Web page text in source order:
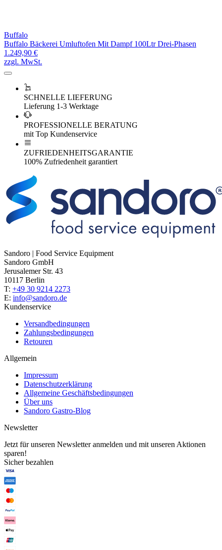
Buffalo
Buffalo Bäckerei Umluftofen Mit Dampf 100Ltr Drei-Phasen
1.249,90 €
zzgl. MwSt.
SCHNELLE LIEFERUNG
Lieferung 1-3 Werktage
PROFESSIONELLE BERATUNG
mit Top Kundenservice
ZUFRIEDENHEITSGARANTIE
100% Zufriedenheit garantiert
Sandoro | Food Service Equipment
Sandoro GmbH
Jerusalemer Str. 43
10117 Berlin
T: +49 30 9214 2273
E: info@sandoro.de
Kundenservice
Versandbedingungen
Zahlungsbedingungen
Retouren
Allgemein
Impressum
Datenschutzerklärung
Allgemeine Geschäftsbedingungen
Über uns
Sandoro Gastro-Blog
Newsletter
Jetzt für unseren Newsletter anmelden und mit unseren Aktionen
sparen!
Sicher bezahlen